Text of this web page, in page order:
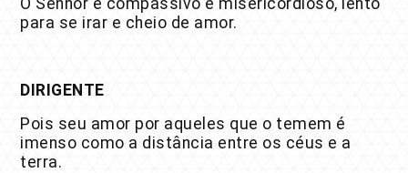
O Senhor é compassivo e misericordioso, lento
para se irar e cheio de amor.
DIRIGENTE
Pois seu amor por aqueles que o temem é
imenso como a distância entre os céus e a
terra.